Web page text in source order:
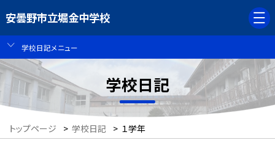
安曇野市立堀金中学校
学校日記メニュー
学校日記
トップページ > 学校日記 > １学年